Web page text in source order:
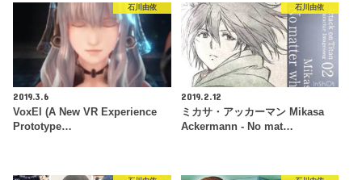
石川由依
2019.3.6
VoxEl (A New VR Experience
Prototype…
石川由依
2019.2.12
ミカサ・アッカーマン Mikasa
Ackermann - No mat…